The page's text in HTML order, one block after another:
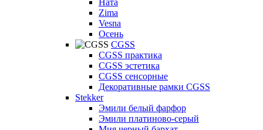
Ната
Zima
Vesna
Осень
CGSS
CGSS практика
CGSS эстетика
CGSS сенсорные
Декоративные рамки CGSS
Stekker
Эмили белый фарфор
Эмили платиново-серый